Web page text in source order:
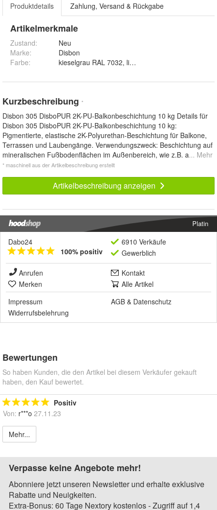
Produktdetails Zahlung, Versand & Rückgabe
Artikelmerkmale
Zustand:
Neu
Marke:
Disbon
Farbe:
Kurzbeschreibung *
Disbon 305 DisboPUR 2K-PU-Balkonbeschichtung 10 kg Details für
Disbon 305 DisboPUR 2K-PU-Balkonbeschichtung 10 kg:
Pigmentierte, elastische 2K-Polyurethan-Beschichtung für Balkone,
Terrassen und Laubengänge. Verwendungszweck: Beschichtung auf
mineralischen Fußbodenflächen im Außenbereich, wie z.B. a... Mehr
* maschinell aus der Artikelbeschreibung erstellt
Artikelbeschreibung anzeigen
Platin
Dabo24
100% positiv
6910 Verkäufe
Gewerblich
Anrufen
Kontakt
Merken
Alle Artikel
Impressum
AGB & Datenschutz
Widerrufsbelehrung
Bewertungen
So haben Kunden, die den Artikel bei diesem Verkäufer gekauft
haben, den Kauf bewertet.
Positiv
Von: r***o 27.11.23
Mehr...
Verpasse keine Angebote mehr!
Abonniere jetzt unseren Newsletter und erhalte exklusive
Rabatte und Neuigkeiten.
Extra-Bonus: 60 Tage Nextory kostenlos - Zugriff auf 1,4